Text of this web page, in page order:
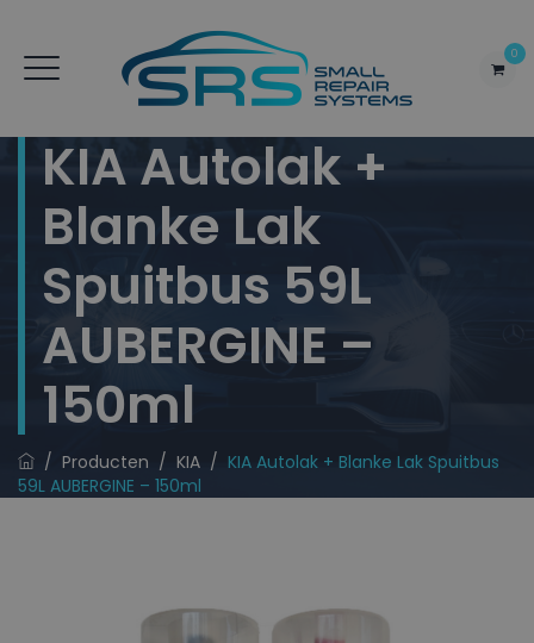
0
KIA Autolak +
Blanke Lak
Spuitbus 59L
AUBERGINE –
150ml
/ Producten / KIA / KIA Autolak + Blanke Lak Spuitbus
59L AUBERGINE – 150ml